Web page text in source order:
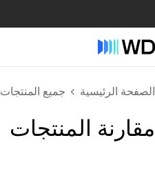
الصفحة الرئيسية جميع المنتجات
مقارنة المنتجات